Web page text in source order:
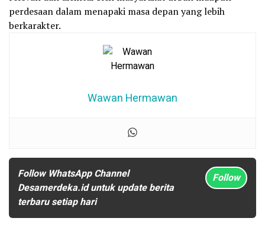
perdesaan dalam menapaki masa depan yang lebih
berkarakter.
Wawan Hermawan
Follow WhatsApp Channel
Desamerdeka.id untuk update berita
terbaru setiap hari
Follow